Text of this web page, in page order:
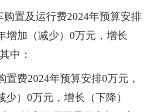
购置及运行费2024年预算安排
增加（减少） 0万元，增长
中：
置费2024年预算安排0万元，
） 0万元，增长（下降）